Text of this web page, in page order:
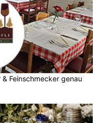
Feinschmecker genau